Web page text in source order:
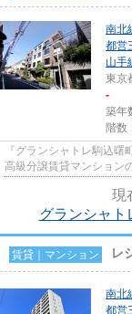
南北
都営
山手
東京
-
築年
階数
『グランシャトレ駒込
高級分譲賃貸マンション
現
グランシャト
賃貸｜マンション レ
南北
都営